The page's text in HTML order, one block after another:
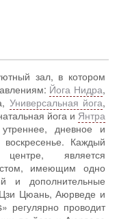
зал, в котором
Йога Нидра,
Универсальная йога,
йога и Янтра
дневное и
Каждый
является
имеющим одно
и дополнительные
Цюань, Аюрведе и
регулярно проводит